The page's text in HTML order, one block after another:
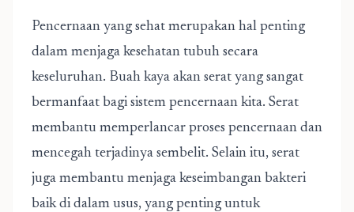
Pencernaan yang sehat merupakan hal penting
dalam menjaga kesehatan tubuh secara
keseluruhan. Buah kaya akan serat yang sangat
bermanfaat bagi sistem pencernaan kita. Serat
membantu memperlancar proses pencernaan dan
mencegah terjadinya sembelit. Selain itu, serat
juga membantu menjaga keseimbangan bakteri
baik di dalam usus, yang penting untuk